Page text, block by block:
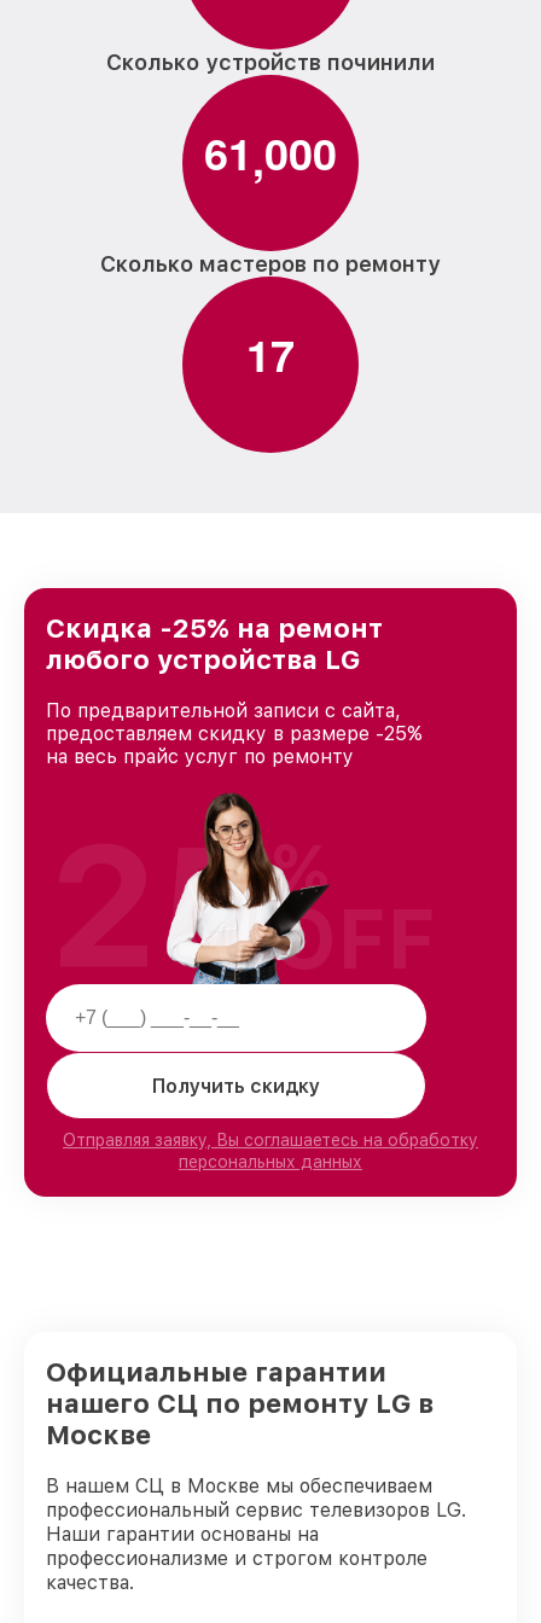
Сколько устройств починили
61,000
Сколько мастеров по ремонту
17
Скидка -25% на ремонт
любого устройства LG
По предварительной записи с сайта,
предоставляем скидку в размере -25%
на весь прайс услуг по ремонту
Получить скидку
Отправляя заявку, Вы соглашаетесь на обработку
персональных данных
25%
OFF
Официальные гарантии
нашего СЦ по ремонту LG в
Москве
В нашем СЦ в Москве мы обеспечиваем
профессиональный сервис телевизоров LG.
Наши гарантии основаны на
профессионализме и строгом контроле
качества.